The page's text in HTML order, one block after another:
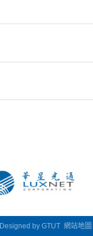
Designed by GTUT 網站地圖